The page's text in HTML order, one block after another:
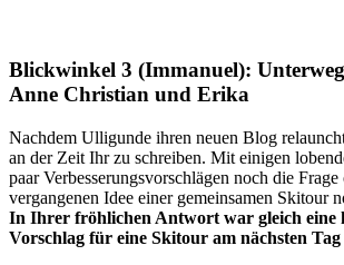
Blickwinkel 3 (Immanuel):
Anne Christian und Erika
Nachdem Ulligunde ihren neuen Blog
an der Zeit Ihr zu schreiben. Mit einigen
paar Verbesserungsvorschlägen noch die Frage
vergangenen Idee einer gemeinsamen Skitour
In Ihrer fröhlichen Antwort war gleich eine
Vorschlag für eine Skitour am nächsten Tag